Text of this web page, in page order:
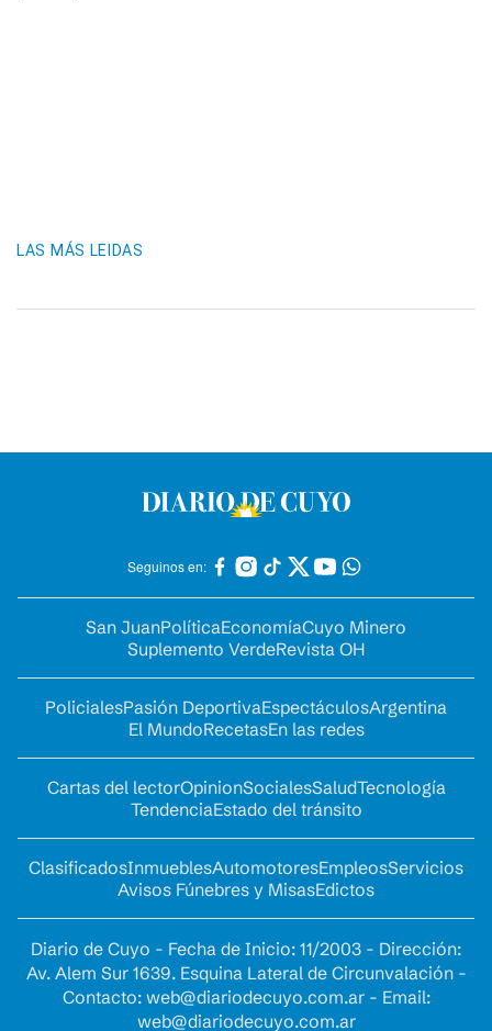
LAS MÁS LEIDAS
Seguinos en:
San JuanPolíticaEconomíaCuyo Minero
Suplemento VerdeRevista OH
PolicialesPasión DeportivaEspectáculosArgentina
El MundoRecetasEn las redes
Cartas del lectorOpinionSocialesSaludTecnología
TendenciaEstado del tránsito
ClasificadosInmueblesAutomotoresEmpleosServicios
Avisos Fúnebres y MisasEdictos
Diario de Cuyo - Fecha de Inicio: 11/2003 - Dirección:
Av. Alem Sur 1639. Esquina Lateral de Circunvalación -
Contacto: web@diariodecuyo.com.ar- Email:
web@diariodecuyo.com.ar